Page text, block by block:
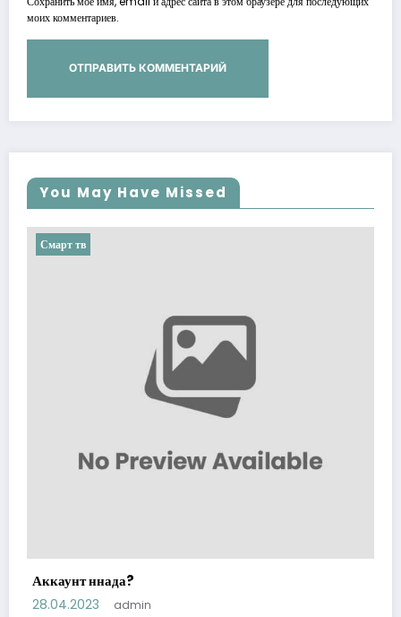
моих комментариев.
You May Have Missed
Смарт тв
Аккаунт ннада?
28.04.2023 admin